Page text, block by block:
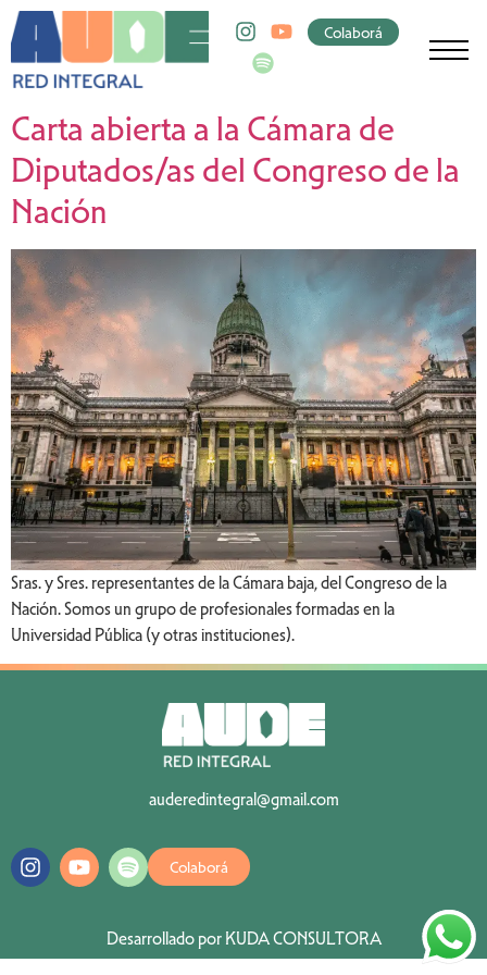
Colaborá
Carta abierta a la Cámara de
Diputados/as del Congreso de la
Nación
Sras. y Sres. representantes de la Cámara baja, del Congreso de la
Nación. Somos un grupo de profesionales formadas en la
Universidad Pública (y otras instituciones).
auderedintegral@gmail.com
Colaborá
Desarrollado por KUDA CONSULTORA